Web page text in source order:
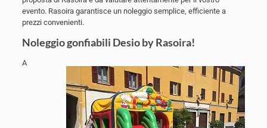
evento. Rasoira garantisce un noleggio semplice, efficiente a
prezzi convenienti.
Noleggio gonfiabili Desio by Rasoira!
A